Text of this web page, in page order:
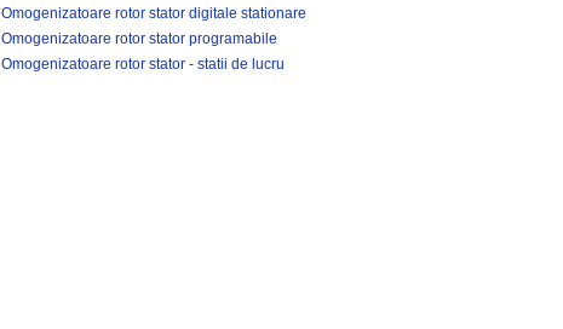
Omogenizatoare rotor stator digitale stationare
Omogenizatoare rotor stator programabile
Omogenizatoare rotor stator - statii de lucru